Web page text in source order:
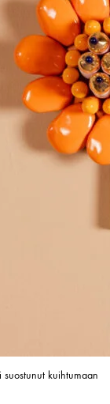
kuihtumaan